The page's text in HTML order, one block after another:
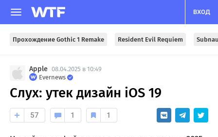
ВХОД
Прохождение Gothic 1 Remake Resident Evil Requiem
Apple 08.04.2025 в 10:49
Evernews
Слух: утек дизайн iOS 19
57 1 1